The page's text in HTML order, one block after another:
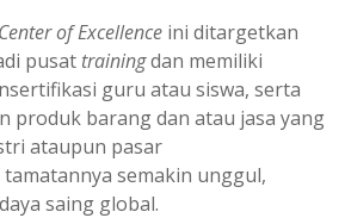
Center of Excellence ini ditargetkan
pusat trainingdan memiliki
guru atau siswa, serta
produk barang dan atau jasa yang
ataupun pasar
semakin unggul,
saing global.